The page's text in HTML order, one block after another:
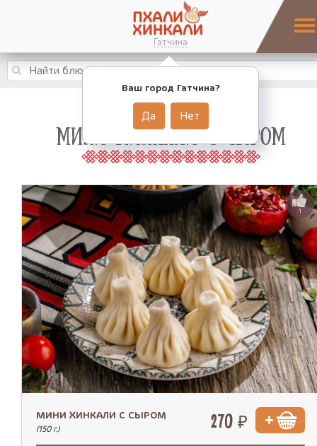
Гатчина
Ваш город Гатчина?
Да Нет
МИНИ ХИНКАЛИ С СЫРОМ
1
МИНИ ХИНКАЛИ С СЫРОМ
(150 г.) 270 ₽